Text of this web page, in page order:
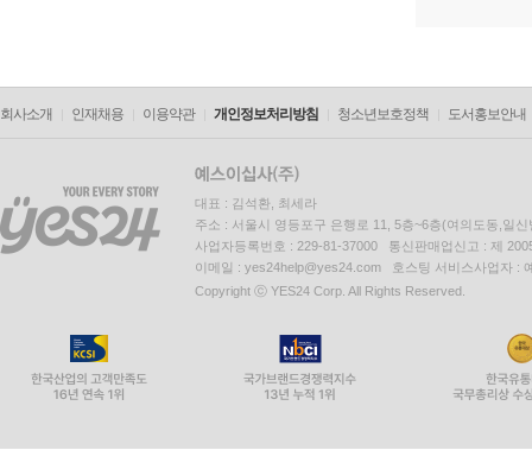
회사소개 인재채용 이용약관 개인정보처리방침 청소년보호정책 도서홍보안내
대표 : 김석환, 최세라
주소 : 서울시 영등포구 은행로 11, 5층~6층(여의도동,일신
사업자등록번호 : 229-81-37000 통신판매업신고 : 제
이메일 : yes24help@yes24.com 호스팅 서비스사업자 :
Copyright ⓒ YES24 Corp. All Rights Reserved.